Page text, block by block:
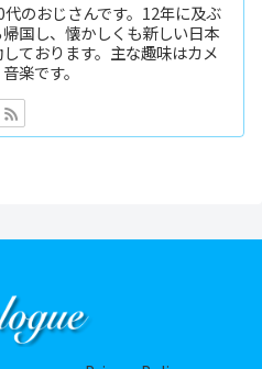
のおじさんです。12年に及ぶ
国し、懐かしくも新しい日本
ております。主な趣味はカメ
楽です。